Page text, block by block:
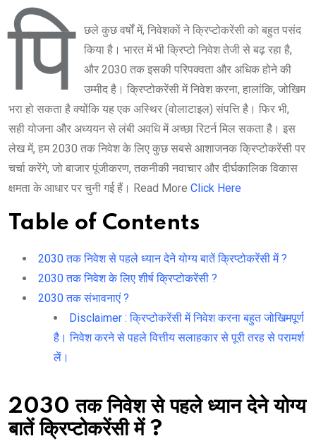
पि
छले कुछ वर्षों में, निवेशकों ने क्रिप्टोकरेंसी को बहुत पसंद
किया है। भारत में भी क्रिप्टो निवेश तेजी से बढ़ रहा है,
और 2030 तक इसकी परिपक्वता और अधिक होने की
उम्मीद है। क्रिप्टोकरेंसी में निवेश करना, हालांकि, जोखिम
भरा हो सकता है क्योंकि यह एक अस्थिर (वोलाटाइल) संपत्ति है। फिर भी,
सही योजना और अध्ययन से लंबी अवधि में अच्छा रिटर्न मिल सकता है। इस
लेख में, हम 2030 तक निवेश के लिए कुछ सबसे आशाजनक क्रिप्टोकरेंसी पर
चर्चा करेंगे, जो बाजार पूंजीकरण, तकनीकी नवाचार और दीर्घकालिक विकास
क्षमता के आधार पर चुनी गई हैं। Read More Click Here
Table of Contents
2030 तक निवेश से पहले ध्यान देने योग्य बातें क्रिप्टोकरेंसी में ?
2030 तक निवेश के लिए शीर्ष क्रिप्टोकरेंसी ?
2030 तक संभावनाएं ?
Disclaimer : क्रिप्टोकरेंसी में निवेश करना बहुत जोखिमपूर्ण
है। निवेश करने से पहले वित्तीय सलाहकार से पूरी तरह से परामर्श
लें।
2030 तक निवेश से पहले ध्यान देने योग्य
बातें क्रिप्टोकरेंसी में ?